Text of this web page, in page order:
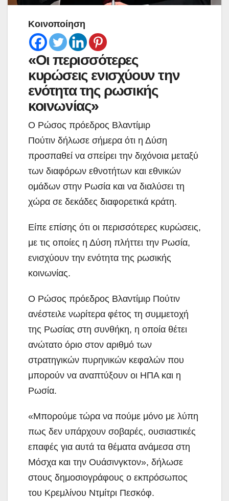
Κοινοποίηση
«Οι περισσότερες
κυρώσεις ενισχύουν την
ενότητα της ρωσικής
κοινωνίας»
Ο Ρώσος πρόεδρος Βλαντίμιρ
Πούτιν δήλωσε σήμερα ότι η Δύση
προσπαθεί να σπείρει την διχόνοια μεταξύ
των διαφόρων εθνοτήτων και εθνικών
ομάδων στην Ρωσία και να διαλύσει τη
χώρα σε δεκάδες διαφορετικά κράτη.
Είπε επίσης ότι οι περισσότερες κυρώσεις,
με τις οποίες η Δύση πλήττει την Ρωσία,
ενισχύουν την ενότητα της ρωσικής
κοινωνίας.
Ο Ρώσος πρόεδρος Βλαντίμιρ Πούτιν
ανέστειλε νωρίτερα φέτος τη συμμετοχή
της Ρωσίας στη συνθήκη, η οποία θέτει
ανώτατο όριο στον αριθμό των
στρατηγικών πυρηνικών κεφαλών που
μπορούν να αναπτύξουν οι ΗΠΑ και η
Ρωσία.
«Μπορούμε τώρα να πούμε μόνο με λύπη
πως δεν υπάρχουν σοβαρές, ουσιαστικές
επαφές για αυτά τα θέματα ανάμεσα στη
Μόσχα και την Ουάσινγκτον», δήλωσε
στους δημοσιογράφους ο εκπρόσωπος
του Κρεμλίνου Ντμίτρι Πεσκόφ.